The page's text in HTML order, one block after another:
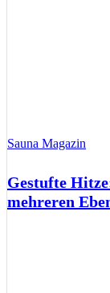
Sauna Magazin
Gestufte
mehreren